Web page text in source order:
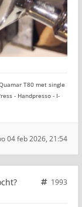
T80 met single
- Handpresso - I-
04 feb 2026, 21:54
1993